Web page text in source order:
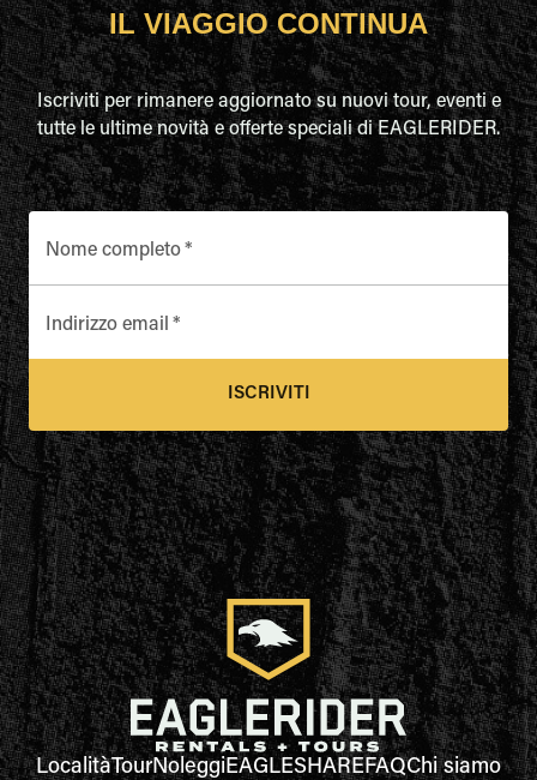
IL VIAGGIO CONTINUA
Iscriviti per rimanere aggiornato su nuovi tour, eventi e
tutte le ultime novità e offerte speciali di EAGLERIDER.
Nome completo*
Indirizzo email *
ISCRIVITI
LocalitàTourNoleggiEAGLESHAREFAQChi siamo